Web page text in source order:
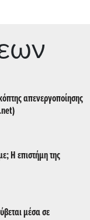
απενεργοποίησης
Η επιστήμη της
μέσα σε